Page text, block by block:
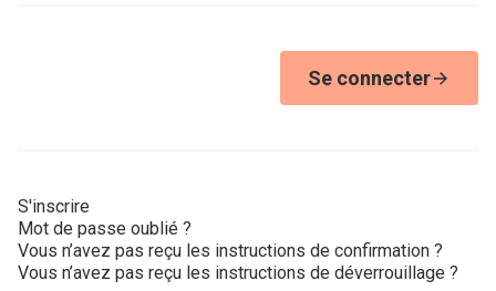
Se connecter
S'inscrire
Mot de passe oublié ?
Vous n’avez pas reçu les instructions de confirmation ?
Vous n’avez pas reçu les instructions de déverrouillage ?